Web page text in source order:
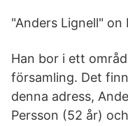
"Anders Lignell" on
Han bor i ett
församling. Det
denna adress,
Persson (52 år)